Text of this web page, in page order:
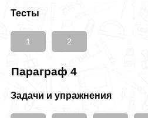
Тесты
1 2
Параграф 4
Задачи и упражнения